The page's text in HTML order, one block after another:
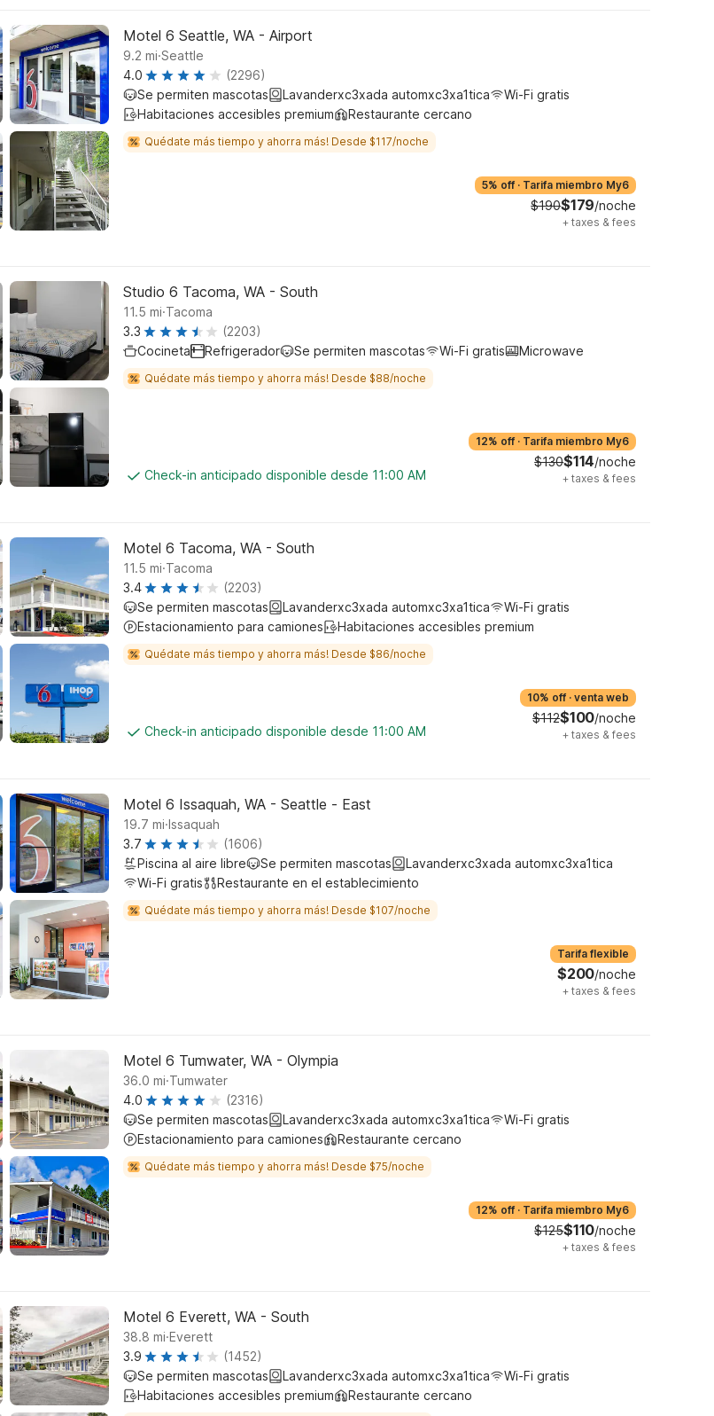
Motel 6 Seattle, WA - Airport
9.2 mi.Seattle
4.0
(2296)
Se permiten mascotas
Lavanderxc3xada automxc3xa1tica
Wi-Fi gratis
Habitaciones accesibles premium
Restaurante cercano
Quédate más tiempo y ahorra más! Desde $117/noche
5% off · Tarifa miembro My6
$190$179/noche
+ taxes & fees
Studio 6 Tacoma, WA - South
11.5 mi.Tacoma
3.3
(2203)
Cocineta
Refrigerador Se permiten mascotas Wi-Fi gratis Microwave
Quédate más tiempo y ahorra más! Desde $88/noche
Check-in anticipado disponible desde 11:00 AM
12% off · Tarifa miembro My6
$130$114/noche
+ taxes & fees
Motel 6 Tacoma, WA - South
11.5 mi.Tacoma
3.4
(2203)
Se permiten mascotas
Lavanderxc3xada automxc3xa1tica
Wi-Fi gratis
Estacionamiento para camiones
Habitaciones accesibles premium
Quédate más tiempo y ahorra más! Desde $86/noche
Check-in anticipado disponible desde 11:00 AM
10% off · venta web
$112$100/noche
+ taxes & fees
Motel 6 Issaquah, WA - Seattle - East
19.7 mi.Issaquah
3.7
(1606)
Piscina al aire libre
Se permiten mascotas
Lavanderxc3xada automxc3xa1tica
Wi-Fi gratis
Restaurante en el establecimiento
Quédate más tiempo y ahorra más! Desde $107/noche
Tarifa flexible
$200/noche
+ taxes & fees
Motel 6 Tumwater, WA - Olympia
36.0 mi.Tumwater
4.0
(2316)
Se permiten mascotas
Lavanderxc3xada automxc3xa1tica
Wi-Fi gratis
Estacionamiento para camiones
Restaurante cercano
Quédate más tiempo y ahorra más! Desde $75/noche
12% off · Tarifa miembro My6
$125$110/noche
+ taxes & fees
Motel 6 Everett, WA - South
38.8 mi.Everett
3.9
(1452)
Se permiten mascotas
Lavanderxc3xada automxc3xa1tica
Wi-Fi gratis
Habitaciones accesibles premium
Restaurante cercano